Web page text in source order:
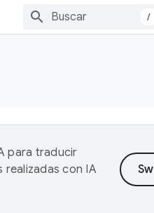
/
para traducir
con IA